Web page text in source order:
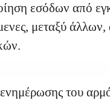
εσόδων από
μεταξύ άλλων,
του